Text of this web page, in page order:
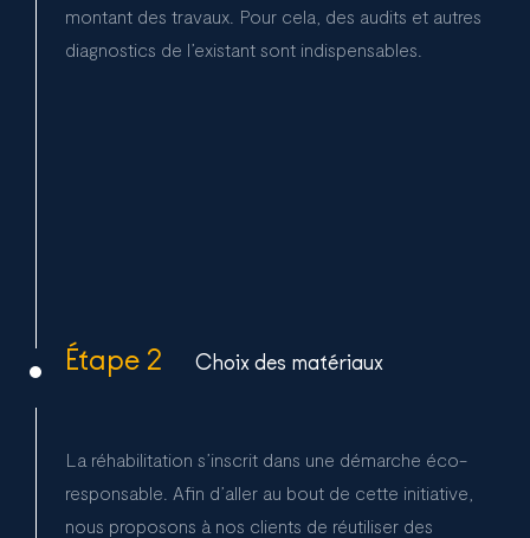
montant des travaux. Pour cela, des audits et autres
diagnostics de l’existant sont indispensables.
Étape 2 Choix des matériaux
La réhabilitation s’inscrit dans une démarche éco-
responsable. Afin d’aller au bout de cette initiative,
nous proposons à nos clients de réutiliser des